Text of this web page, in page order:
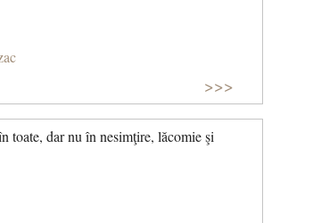
>>>
toate, dar nu în nesimţire, lăcomie şi